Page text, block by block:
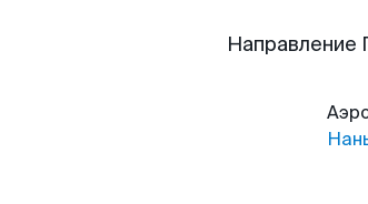
Направление